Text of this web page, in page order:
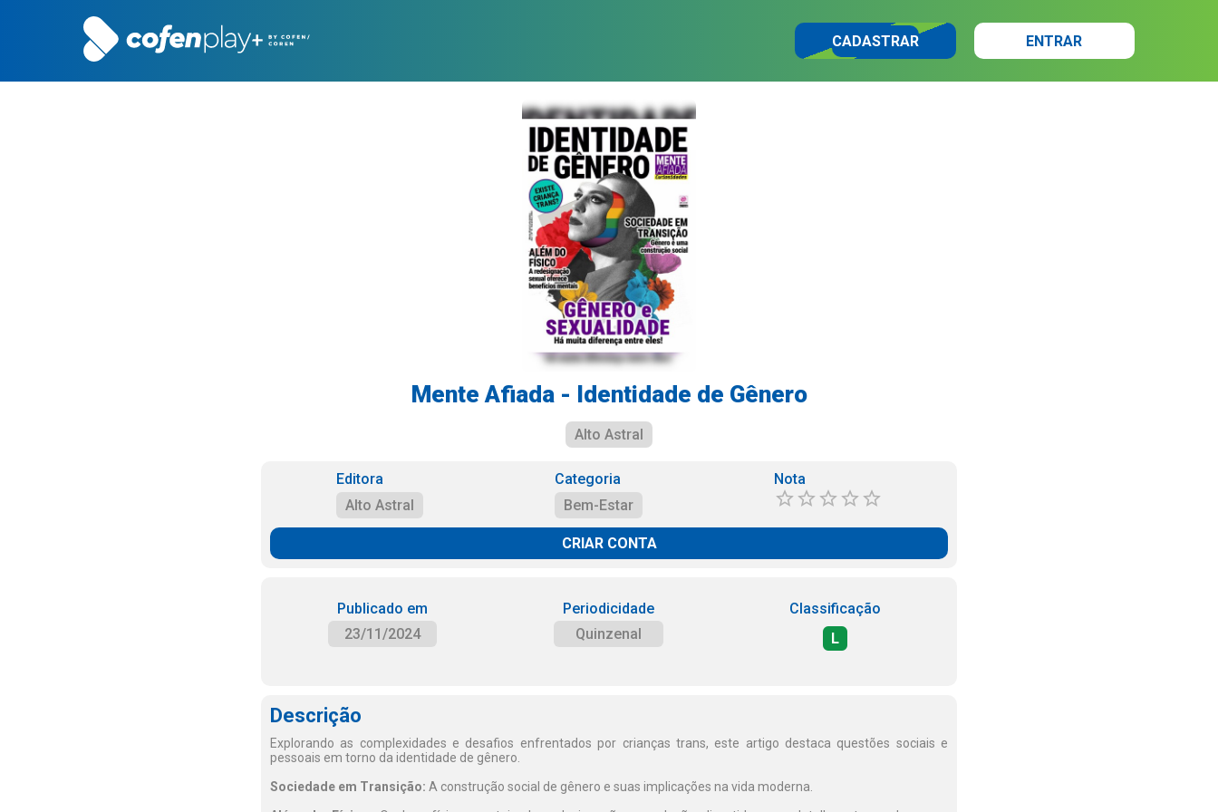
CADASTRAR ENTRAR
Mente Afiada - Identidade de Gênero
Alto Astral
Editora
Alto Astral
Categoria
Bem-Estar
Nota
CRIAR CONTA
Publicado em
23/11/2024
Periodicidade
Quinzenal
Classificação
L
Descrição
Explorando as complexidades e desafios enfrentados por crianças trans, este artigo destaca questões sociais e
pessoais em torno da identidade de gênero.
Sociedade em Transição: A construção social de gênero e suas implicações na vida moderna.